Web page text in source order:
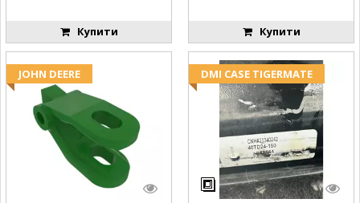
Купити Купити
JOHN DEERE DMI CASE TIGERMATE